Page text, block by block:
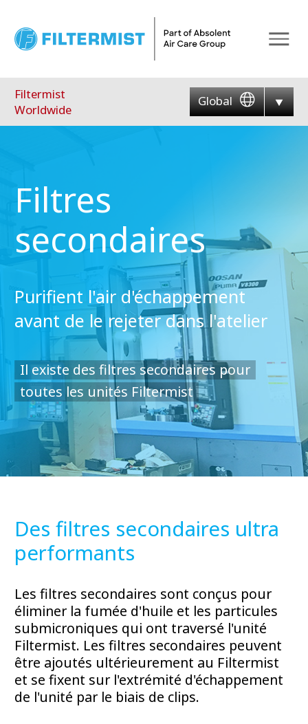
Filtermist
Worldwide
Global
Filtres
secondaires
Purifient l'air d'échappement
avant de le rejeter dans l'atelier
Il existe des filtres secondaires pour
toutes les unités Filtermist
Des filtres secondaires ultra
performants
Les filtres secondaires sont conçus pour
éliminer la fumée d'huile et les particules
submicroniques qui ont traversé l'unité
Filtermist. Les filtres secondaires peuvent
être ajoutés ultérieurement au Filtermist
et se fixent sur l'extrémité d'échappement
de l'unité par le biais de clips.